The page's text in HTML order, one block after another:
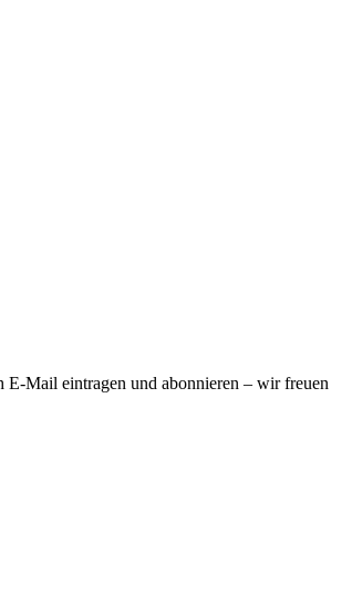
Mail eintragen und abonnieren – wir freuen